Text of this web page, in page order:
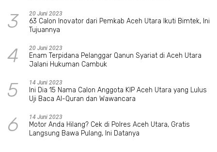
3 20 Juni 2023
63 Calon Inovator dari Pemkab Aceh Utara Ikuti Bimtek, Ini
Tujuannya
4 20 Juni 2023
Enam Terpidana Pelanggar Qanun Syariat di Aceh Utara
Jalani Hukuman Cambuk
5 14 Juni 2023
Ini Dia 15 Nama Calon Anggota KIP Aceh Utara yang Lulus
Uji Baca Al-Quran dan Wawancara
6 14 Juni 2023
Motor Anda Hilang? Cek di Polres Aceh Utara, Gratis
Langsung Bawa Pulang, Ini Datanya